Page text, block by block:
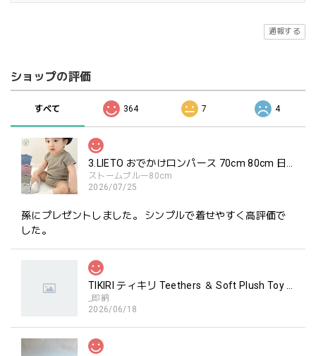
通報する
ショップの評価
すべて 364 7 4
ストームブルー80cm
2026/07/25
孫にプレゼントしました。 シンプルで着せやすく高評価で
した。
_即納
2026/06/18